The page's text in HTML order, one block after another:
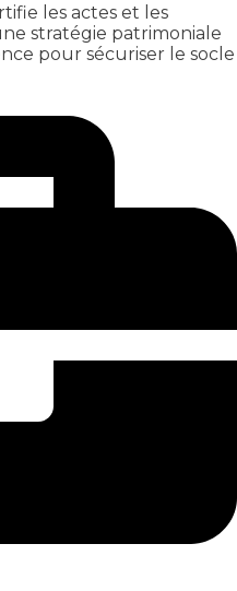
les actes et les
stratégie patrimoniale
pour sécuriser le socle